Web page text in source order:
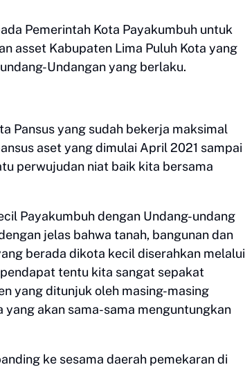
Pemerintah Kota Payakumbuh untuk
asset Kabupaten Lima Puluh Kota yang
Undangan yang berlaku.
Pansus yang sudah bekerja maksimal
aset yang dimulai April 2021 sampai
perwujudan niat baik kita bersama
Payakumbuh dengan Undang-undang
jelas bahwa tanah, bangunan dan
berada dikota kecil diserahkan melalui
tentu kita sangat sepakat
yang ditunjuk oleh masing-masing
akan sama-sama menguntungkan
ke sesama daerah pemekaran di